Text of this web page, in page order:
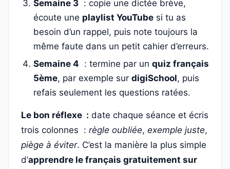
Semaine 3 : copie une dictée brève,
écoute une playlist YouTube si tu as
besoin d’un rappel, puis note toujours la
même faute dans un petit cahier d’erreurs.
Semaine 4 : termine par un quiz français
5ème, par exemple sur digiSchool, puis
refais seulement les questions ratées.
Le bon réflexe : date chaque séance et écris
trois colonnes : règle oubliée, exemple juste,
piège à éviter. C’est la manière la plus simple
d’apprendre le français gratuitement sur